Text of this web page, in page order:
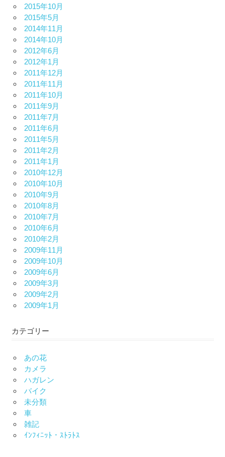
2015年10月
2015年5月
2014年11月
2014年10月
2012年6月
2012年1月
2011年12月
2011年11月
2011年10月
2011年9月
2011年7月
2011年6月
2011年5月
2011年2月
2011年1月
2010年12月
2010年10月
2010年9月
2010年8月
2010年7月
2010年6月
2010年2月
2009年11月
2009年10月
2009年6月
2009年3月
2009年2月
2009年1月
カテゴリー
あの花
カメラ
ハガレン
バイク
未分類
車
雑記
ｲﾝﾌｨﾆｯﾄ・ｽﾄﾗﾄｽ